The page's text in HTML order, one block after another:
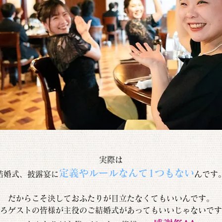
実際は
婚式、披露宴に定義やルールなんて1つもないんです
だからこそ決しておふたりが目立たなくてもいいんです。
ゲストの皆様が主役のご結婚式があってもいいじゃないで